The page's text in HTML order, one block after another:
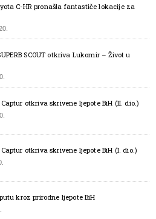
C-HR pronašla fantastiče lokacije za
SCOUT otkriva Lukomir – Život u
otkriva skrivene ljepote BiH (II. dio.)
otkriva skrivene ljepote BiH (I. dio.)
kroz prirodne ljepote BiH